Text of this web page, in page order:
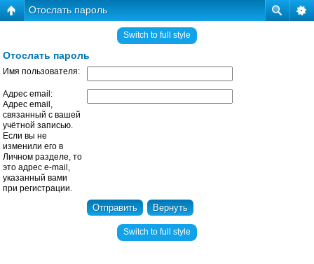
Отослать пароль
Switch to full style
Отослать пароль
Имя пользователя:
Адрес email:
Адрес email,
связанный с вашей
учётной записью.
Если вы не
изменили его в
Личном разделе, то
это адрес e-mail,
указанный вами
при регистрации.
Switch to full style